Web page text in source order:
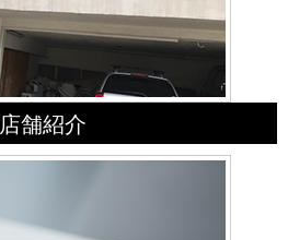
店舗紹介